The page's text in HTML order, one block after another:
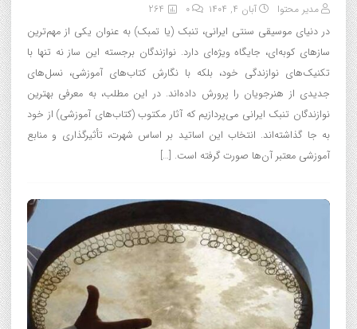
مدیر محتوا آبان ۴, ۱۴۰۴ 0
264
در دنیای موسیقی سنتی ایرانی، تنبک (یا تمبک) به عنوان یکی از مهم‌ترین
سازهای کوبه‌ای، جایگاه ویژه‌ای دارد. نوازندگان برجسته این ساز نه تنها با
تکنیک‌های نوازندگی خود، بلکه با نگارش کتاب‌های آموزشی، نسل‌های
جدیدی از هنرجویان را پرورش داده‌اند. در این مطلب، به معرفی بهترین
نوازندگان تنبک ایرانی می‌پردازیم که آثار مکتوب (کتاب‌های آموزشی) از خود
به جا گذاشته‌اند. انتخاب این اساتید بر اساس شهرت، تأثیرگذاری و منابع
آموزشی معتبر آن‌ها صورت گرفته است. […]